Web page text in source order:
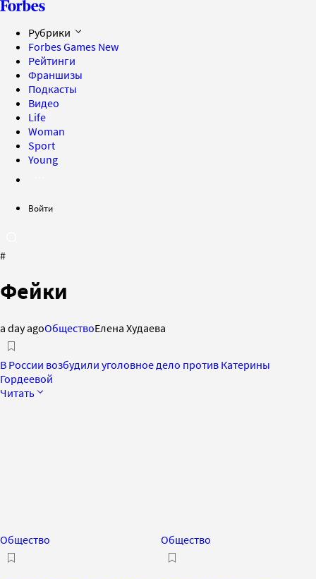
Рубрики
Forbes Games New
Рейтинги
Франшизы
Подкасты
Видео
Life
Woman
Sport
Young
Войти
#
Фейки
a day agoОбществоЕлена Худаева
В России возбудили уголовное дело против Катерины
Гордеевой
Читать
Общество Общество